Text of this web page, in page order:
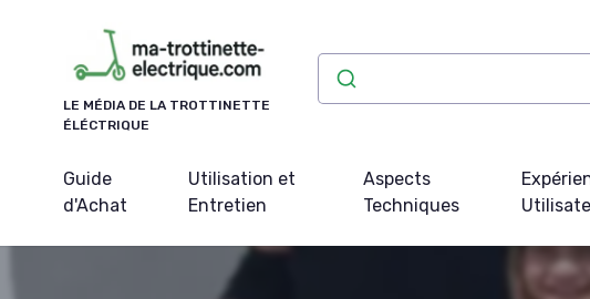
LE MÉDIA DE LA TROTTINETTE
ÉLÉCTRIQUE
Guide
d'Achat
Utilisation et
Entretien
Aspects
Techniques